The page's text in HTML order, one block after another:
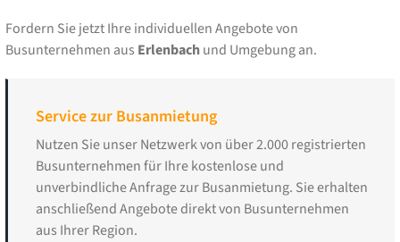
Fordern Sie jetzt Ihre individuellen Angebote von
Busunternehmen aus Erlenbachund Umgebung an.
Service zur Busanmietung
Nutzen Sie unser Netzwerk von über 2.000 registrierten
Busunternehmen für Ihre kostenlose und
unverbindliche Anfrage zur Busanmietung. Sie erhalten
anschließend Angebote direkt von Busunternehmen
aus Ihrer Region.